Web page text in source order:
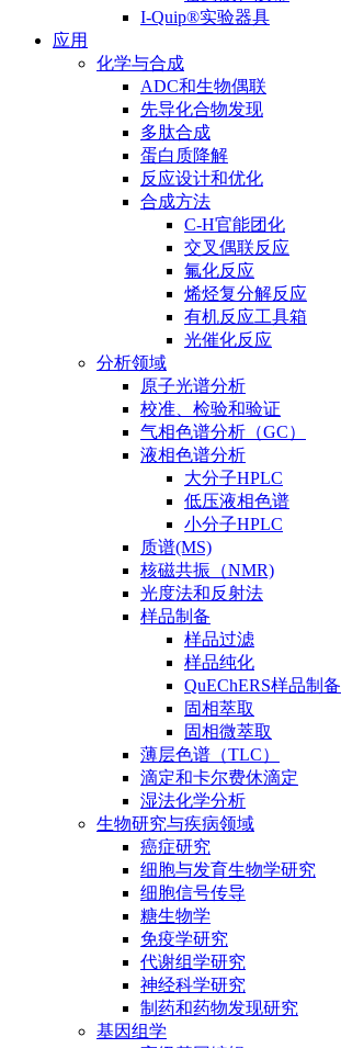
I-Quip®️实验器具
应用
化学与合成
ADC和生物偶联
先导化合物发现
多肽合成
蛋白质降解
反应设计和优化
合成方法
C-H官能团化
交叉偶联反应
氟化反应
烯烃复分解反应
有机反应工具箱
光催化反应
分析领域
原子光谱分析
校准、检验和验证
气相色谱分析（GC）
液相色谱分析
大分子HPLC
低压液相色谱
小分子HPLC
质谱(MS)
核磁共振（NMR)
光度法和反射法
样品制备
样品过滤
样品纯化
QuEChERS样品制备
固相萃取
固相微萃取
薄层色谱（TLC）
滴定和卡尔费休滴定
湿法化学分析
生物研究与疾病领域
癌症研究
细胞与发育生物学研究
细胞信号传导
糖生物学
免疫学研究
代谢组学研究
神经科学研究
制药和药物发现研究
基因组学